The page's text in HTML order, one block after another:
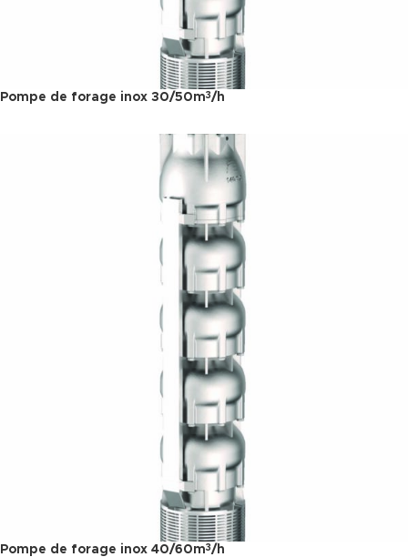
Pompe de forage inox 30/50m3/h
Pompe de forage inox 40/60m3/h